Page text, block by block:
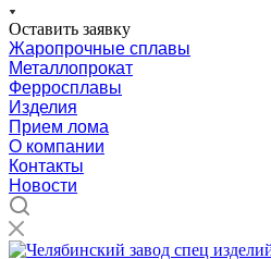
Оставить заявку
Жаропрочные сплавы
Металлопрокат
Ферросплавы
Изделия
Прием лома
О компании
Контакты
Новости